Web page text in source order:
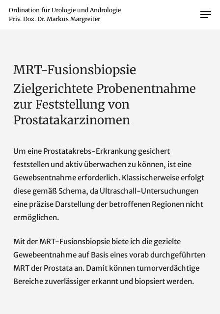
SkipOrdination für Urologie und Andrologie
MRT-Fusionsbiopsie
Zielgerichtete Probenentnahme
zur Feststellung von
Prostatakarzinomen
Um eine Prostatakrebs-Erkrankung gesichert
feststellen und aktiv überwachen zu können, ist eine
Gewebsentnahme erforderlich. Klassischerweise erfolgt
diese gemäß Schema, da Ultraschall-Untersuchungen
eine präzise Darstellung der betroffenen Regionen nicht
ermöglichen.
Mit der MRT-Fusionsbiopsie biete ich die gezielte
Gewebeentnahme auf Basis eines vorab durchgeführten
MRT der Prostata an. Damit können tumorverdächtige
Bereiche zuverlässiger erkannt und biopsiert werden.